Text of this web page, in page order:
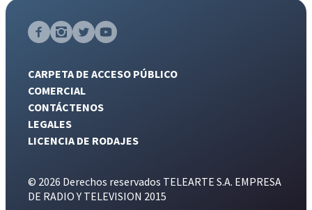
CARPETA DE ACCESO PÚBLICO
COMERCIAL
CONTÁCTENOS
LEGALES
LICENCIA DE RODAJES
© 2026 Derechos reservados TELEARTE S.A. EMPRESA
DE RADIO Y TELEVISION 2015